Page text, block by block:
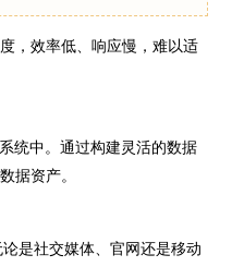
，效率低、响应慢，难以适
统中。通过构建灵活的数据
据资产。
是社交媒体、官网还是移动